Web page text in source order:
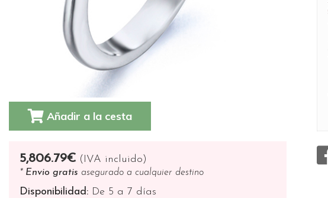
Añadir a la cesta
5,806.79€(IVA incluido)
* Envio gratis asegurado a cualquier destino
Disponibilidad:De 5 a 7 días